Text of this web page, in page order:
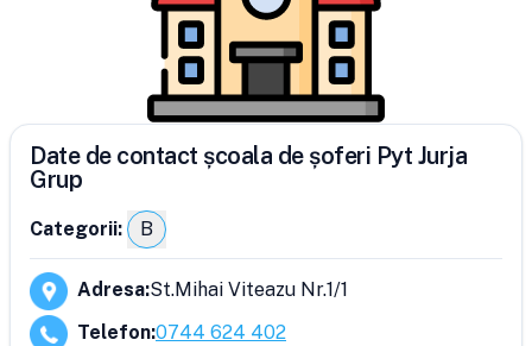
Date de contact școala de șoferi Pyt Jurja
Grup
Categorii: B
Adresa:St.Mihai Viteazu Nr.1/1
Telefon:0744 624 402